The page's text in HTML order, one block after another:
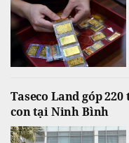
Taseco Land góp
con tại Ninh Bình